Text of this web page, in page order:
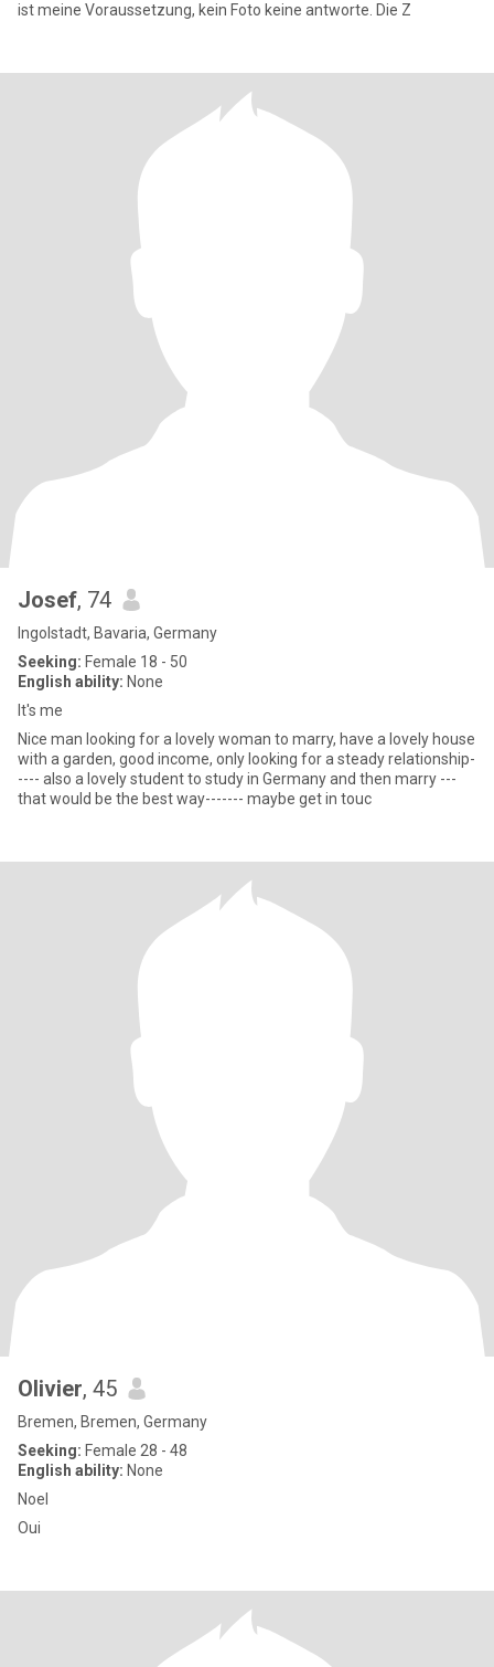
ist meine Voraussetzung, kein Foto keine antworte. Die Z
Josef, 74
Ingolstadt, Bavaria, Germany
Seeking: Female 18 - 50
English ability: None
It's me
Nice man looking for a lovely woman to marry, have a lovely house
with a garden, good income, only looking for a steady relationship-
---- also a lovely student to study in Germany and then marry ---
that would be the best way------- maybe get in touc
Olivier, 45
Bremen, Bremen, Germany
Seeking: Female 28 - 48
English ability: None
Noel
Oui